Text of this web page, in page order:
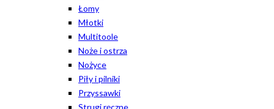
Łomy
Młotki
Multitoole
Noże i ostrza
Nożyce
Piły i pilniki
Przyssawki
Strugi ręczne